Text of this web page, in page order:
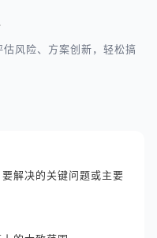
风险、方案创新，轻松搞
解决的关键问题或主要